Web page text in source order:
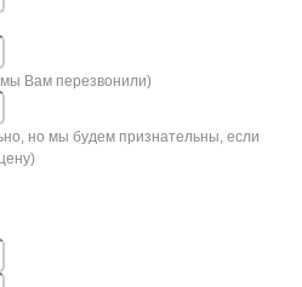
Вам перезвонили)
но мы будем признательны, если